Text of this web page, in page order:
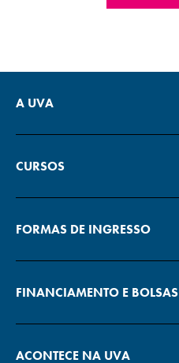
A UVA
CURSOS
FORMAS DE INGRESSO
FINANCIAMENTO E BOLSAS
ACONTECE NA UVA